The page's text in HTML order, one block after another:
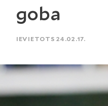
goba
IEVIETOTS 24.02.17.